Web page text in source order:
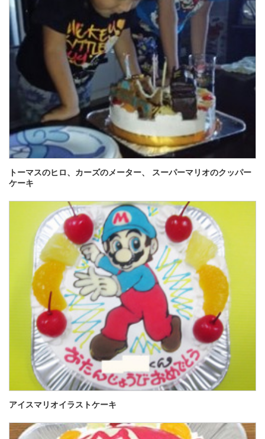
トーマスのヒロ、カーズのメーター、 スーパーマリオのクッパー
ケーキ
アイスマリオイラストケーキ